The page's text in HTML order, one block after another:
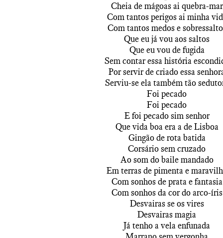
Cheia de mágoas ai quebra-mar
Com tantos perigos ai minha
Com tantos medos e
Que eu já vou aos saltos
Que eu vou de fugida
Sem contar essa história
Por servir de criado essa
Serviu-se ela também tão
Foi pecado
Foi pecado
E foi pecado sim senhor
Que vida boa era a de Lisboa
Gingão de rota batida
Corsário sem cruzado
Ao som do baile mandado
Em terras de pimenta e
Com sonhos de prata e fantasia
Com sonhos da cor do arco-íris
Desvairas se os vires
Desvairas magia
Já tenho a vela enfunada